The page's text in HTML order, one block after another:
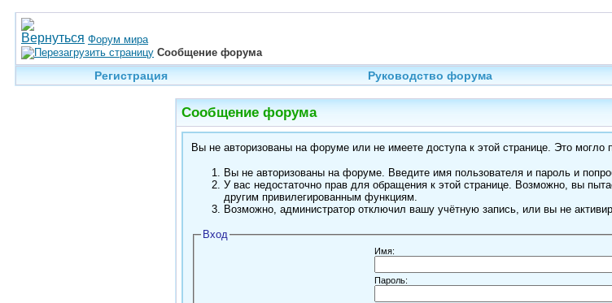
Форум мира
Сообщение форума
Регистрация Руководство форума
Сообщение форума
Вы не авторизованы на форуме или не имеете доступа к этой странице. Это могло
Вы не авторизованы на форуме. Введите имя пользователя и пароль и
У вас недостаточно прав для обращения к этой странице. Возможно, вы
другим привилегированным функциям.
Возможно, администратор отключил вашу учётную запись, или вы не
Вход
Имя:
Пароль: